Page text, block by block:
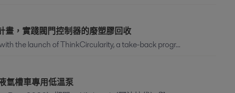
，實踐閥門控制器的廢塑膠回收
the launch of ThinkCircularity, a take-back progr...
氫槽車專用低溫泵